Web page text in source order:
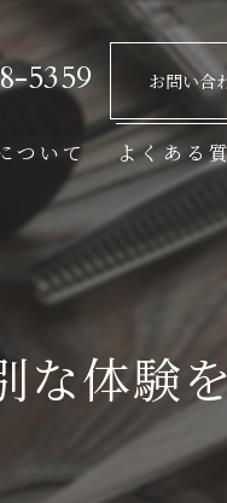
5359 お問い合
ついて よくある
な体験